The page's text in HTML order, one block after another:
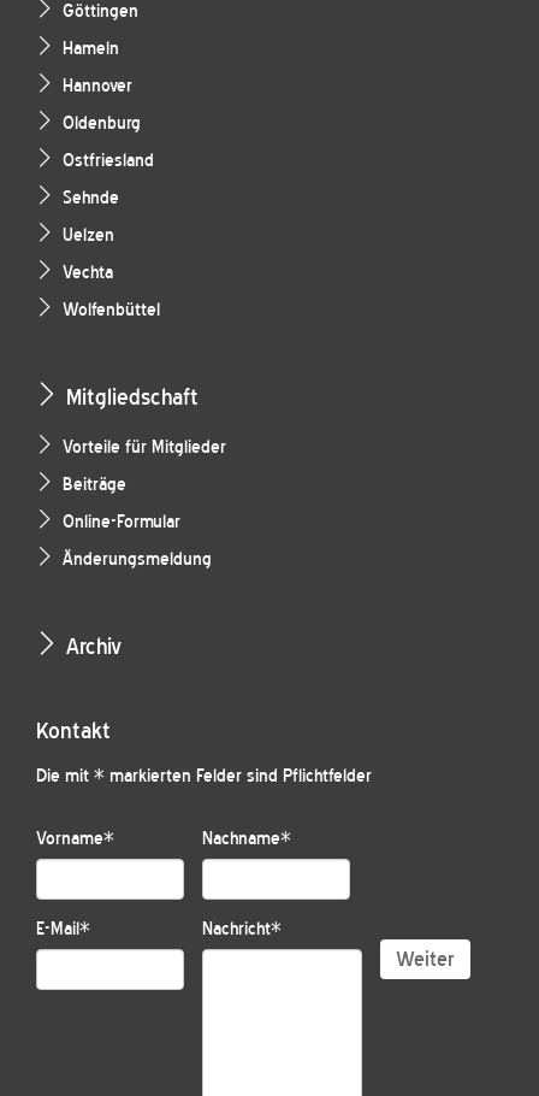
Göttingen
Hameln
Hannover
Oldenburg
Ostfriesland
Sehnde
Uelzen
Vechta
Wolfenbüttel
Mitgliedschaft
Vorteile für Mitglieder
Beiträge
Online-Formular
Änderungsmeldung
Archiv
Kontakt
Die mit * markierten Felder sind Pflichtfelder
Vorname* Nachname*
E-Mail* Nachricht*
Weiter